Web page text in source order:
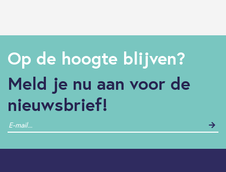
Op de hoogte blijven?
Meld je nu aan voor de
nieuwsbrief!